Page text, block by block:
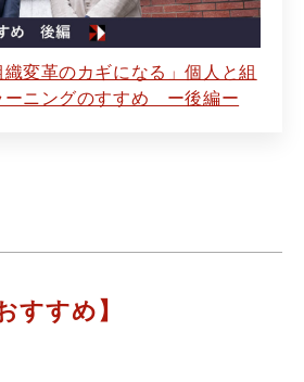
織変革のカギになる」個人と組
ーニングのすすめ ー後編ー
すすめ】